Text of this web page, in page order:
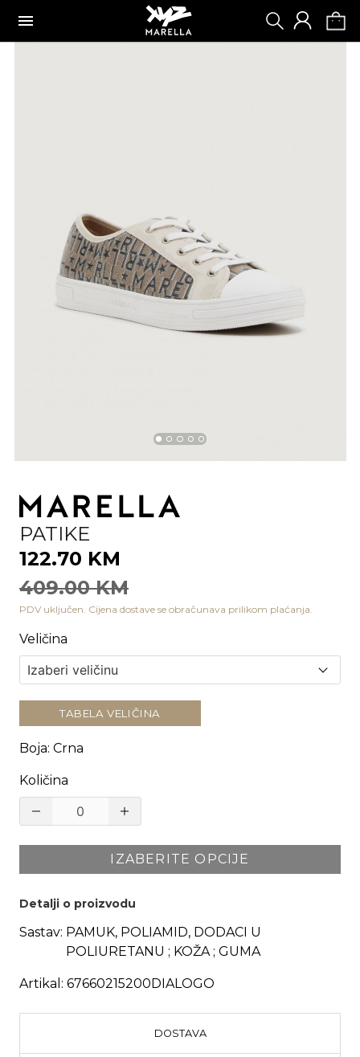
PATIKE
122.70 KM
409.00 KM
PDV uključen. Cijena dostave se obračunava prilikom plaćanja.
Veličina
TABELA VELIČINA
Boja: Crna
Količina
IZABERITE OPCIJE
Detalji o proizvodu
Sastav: PAMUK, POLIAMID, DODACI U
POLIURETANU ; KOŽA ; GUMA
Artikal: 67660215200DIALOGO
DOSTAVA